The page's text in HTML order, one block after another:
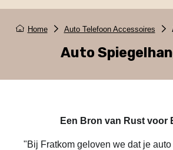
Home Auto Telefoon Accessoires
Auto
Een Bron van Rust voor
"Bij Fratkom geloven we dat je